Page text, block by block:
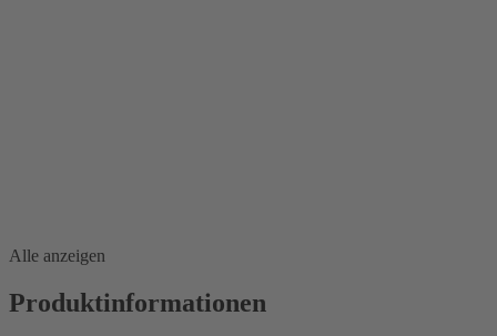
Alle anzeigen
Produktinformationen